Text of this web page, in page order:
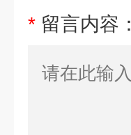
* 留言内容：